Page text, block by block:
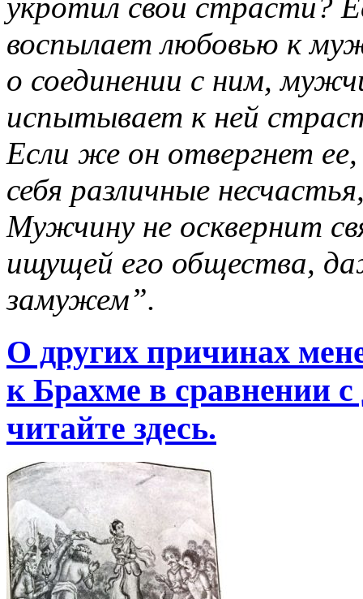
воспылает любовью к
о соединении с ним,
испытывает к ней
Если же он отвергнет
себя различные
Мужчину не осквернит
ищущей его общества,
замужем”.
О других причинах
к Брахме в сравнении
читайте здесь.